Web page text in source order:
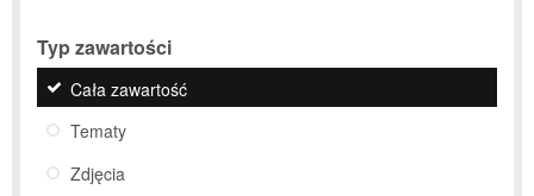
Typ zawartości
Cała zawartość
Tematy
Zdjęcia